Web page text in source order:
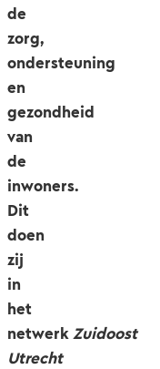
de
zorg,
ondersteuning
en
gezondheid
van
de
inwoners.
Dit
doen
zij
in
het
netwerkZuidoost
Utrecht